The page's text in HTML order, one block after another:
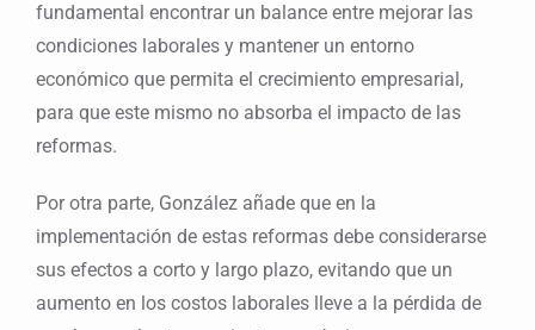
fundamental encontrar un balance entre mejorar las
condiciones laborales y mantener un entorno
económico que permita el crecimiento empresarial,
para que este mismo no absorba el impacto de las
reformas.
Por otra parte, González añade que en la
implementación de estas reformas debe considerarse
sus efectos a corto y largo plazo, evitando que un
aumento en los costos laborales lleve a la pérdida de